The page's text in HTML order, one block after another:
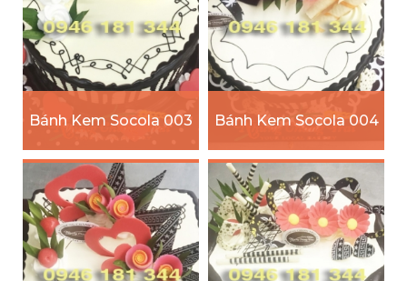
Bánh Kem Socola 003 Bánh Kem Socola 004